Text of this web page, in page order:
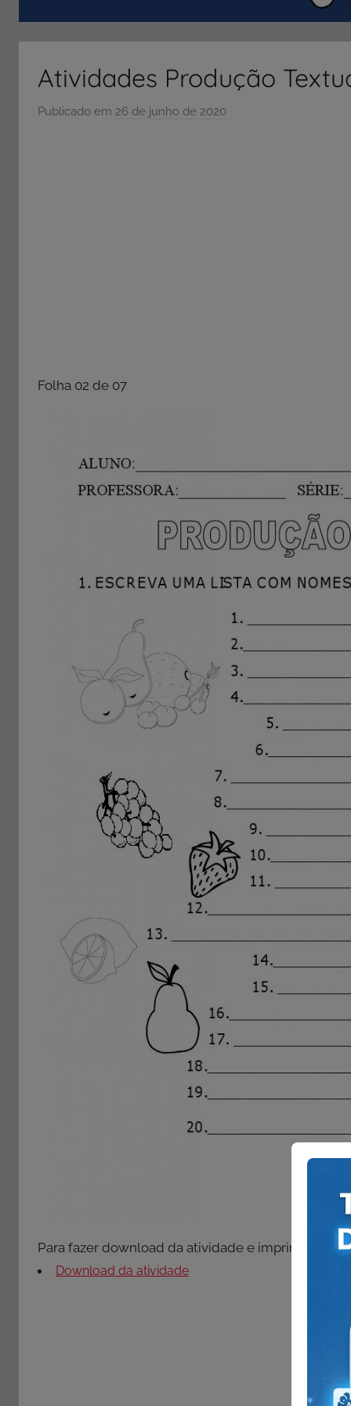
ENEM
e
cursosAtividades Produção
Publicado em 26 de junho de 2020
Folha 02 de 07
Para fazer download da atividade e imprimir
Download da atividade